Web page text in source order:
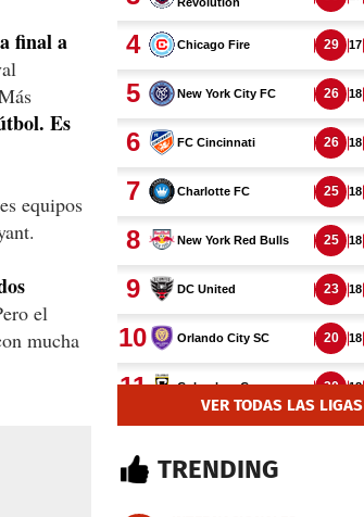
final a
Es
equipos
el
mucha
VER TODAS LAS LIGAS
TRENDING